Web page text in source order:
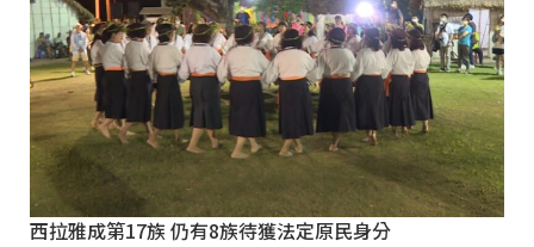
西拉雅成第17族 仍有8族待獲法定原民身分